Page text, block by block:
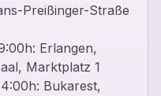
Preißinger-Straße
Erlangen,
Marktplatz 1
Bukarest,